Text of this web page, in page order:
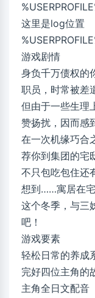
这里是log位置
游戏剧情
身负千万债权的
职员，时常被差
但由于一些生理
赞扬扰，因而
在一次机缘巧合
荐你到集团的宅
不只包吃包住还
想到……寓居在宅
这个冬季，与三
吧！
游戏要素
轻松日常的养成
完好四位主角的
主角全日文配音